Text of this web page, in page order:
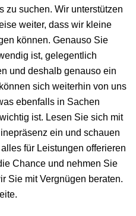
zu suchen. Wir unterstützen
weiter, dass wir kleine
können. Genauso Sie
ist, gelegentlich
und deshalb genauso ein
sich weiterhin von uns
ebenfalls in Sachen
ist. Lesen Sie sich mit
ein und schauen
für Leistungen offerieren
Chance und nehmen Sie
Sie mit Vergnügen beraten.